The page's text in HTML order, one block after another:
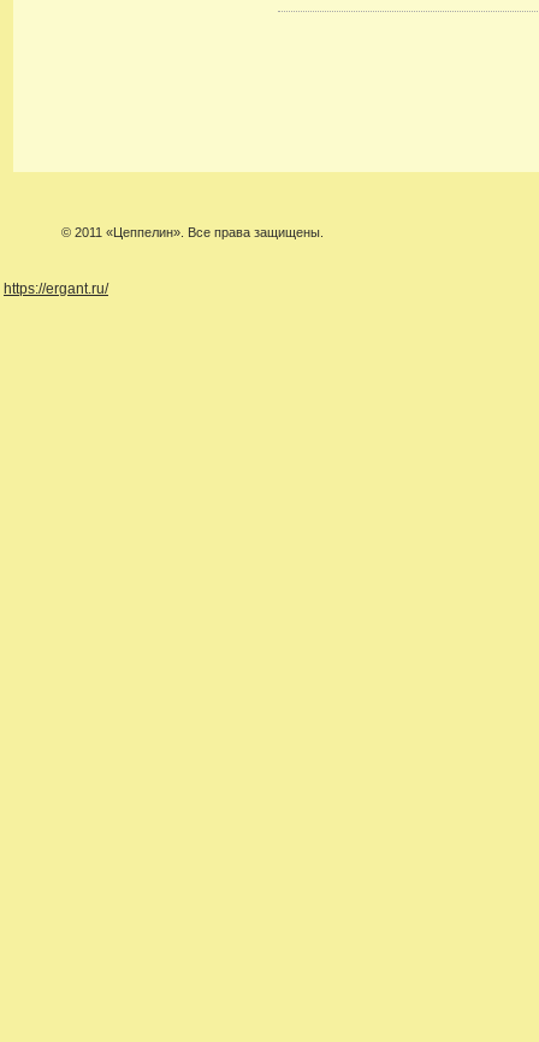
© 2011 «Цеппелин». Все права защищены.
https://ergant.ru/